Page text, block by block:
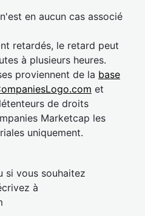
en aucun cas associé
retardés, le retard peut
à plusieurs heures.
proviennent de la base
et
de droits
Marketcap les
uniquement.
si vous souhaitez
à